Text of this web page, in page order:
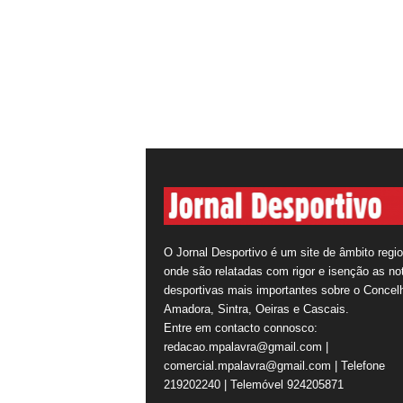
O Jornal Desportivo é um site de âmbito
onde são relatadas com rigor e isenção as
desportivas mais importantes sobre o
Amadora, Sintra, Oeiras e Cascais.
Entre em contacto connosco:
redacao.mpalavra@gmail.com |
comercial.mpalavra@gmail.com | Telefone
219202240 | Telemóvel 924205871